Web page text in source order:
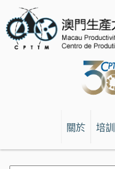
關於 培訓